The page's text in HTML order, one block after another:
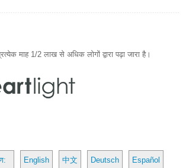
माह 1/2 लाख से अधिक लोगों द्वारा पढ़ा जारा है।
English 中文 Deutsch Español